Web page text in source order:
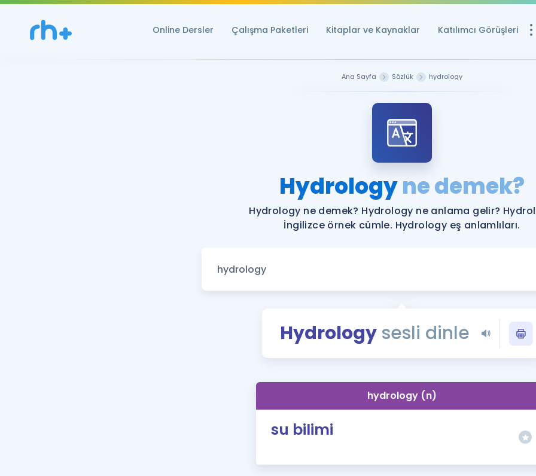
Online Dersler Çalışma Paketleri Kitaplar ve Kaynaklar Katılımcı Görüşleri
YDS ve YÖKDİL
YDS ve YÖKDİL'e
Tüm ÖSYM
YDS - YÖKDİL
İngilizce
Ana Sayfa Sözlük hydrology
Hydrologyne demek?
Hydrology ne demek? Hydrology ne anlama gelir?
İngilizce örnek cümle. Hydrology eş anlamlıları.
Hydrologysesli dinle
hydrology (n)
su bilimi